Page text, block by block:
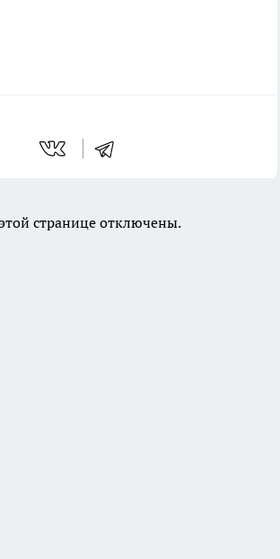
странице отключены.